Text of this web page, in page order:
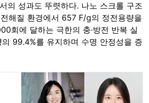
의 성과도 뚜렷하다. 나노 스크롤 구조
해질 환경에서 657 F/g의 정전용량을
회에 달하는 극한의 충·방전 반복 실
99.4%를 유지하며 수명 안정성을 증